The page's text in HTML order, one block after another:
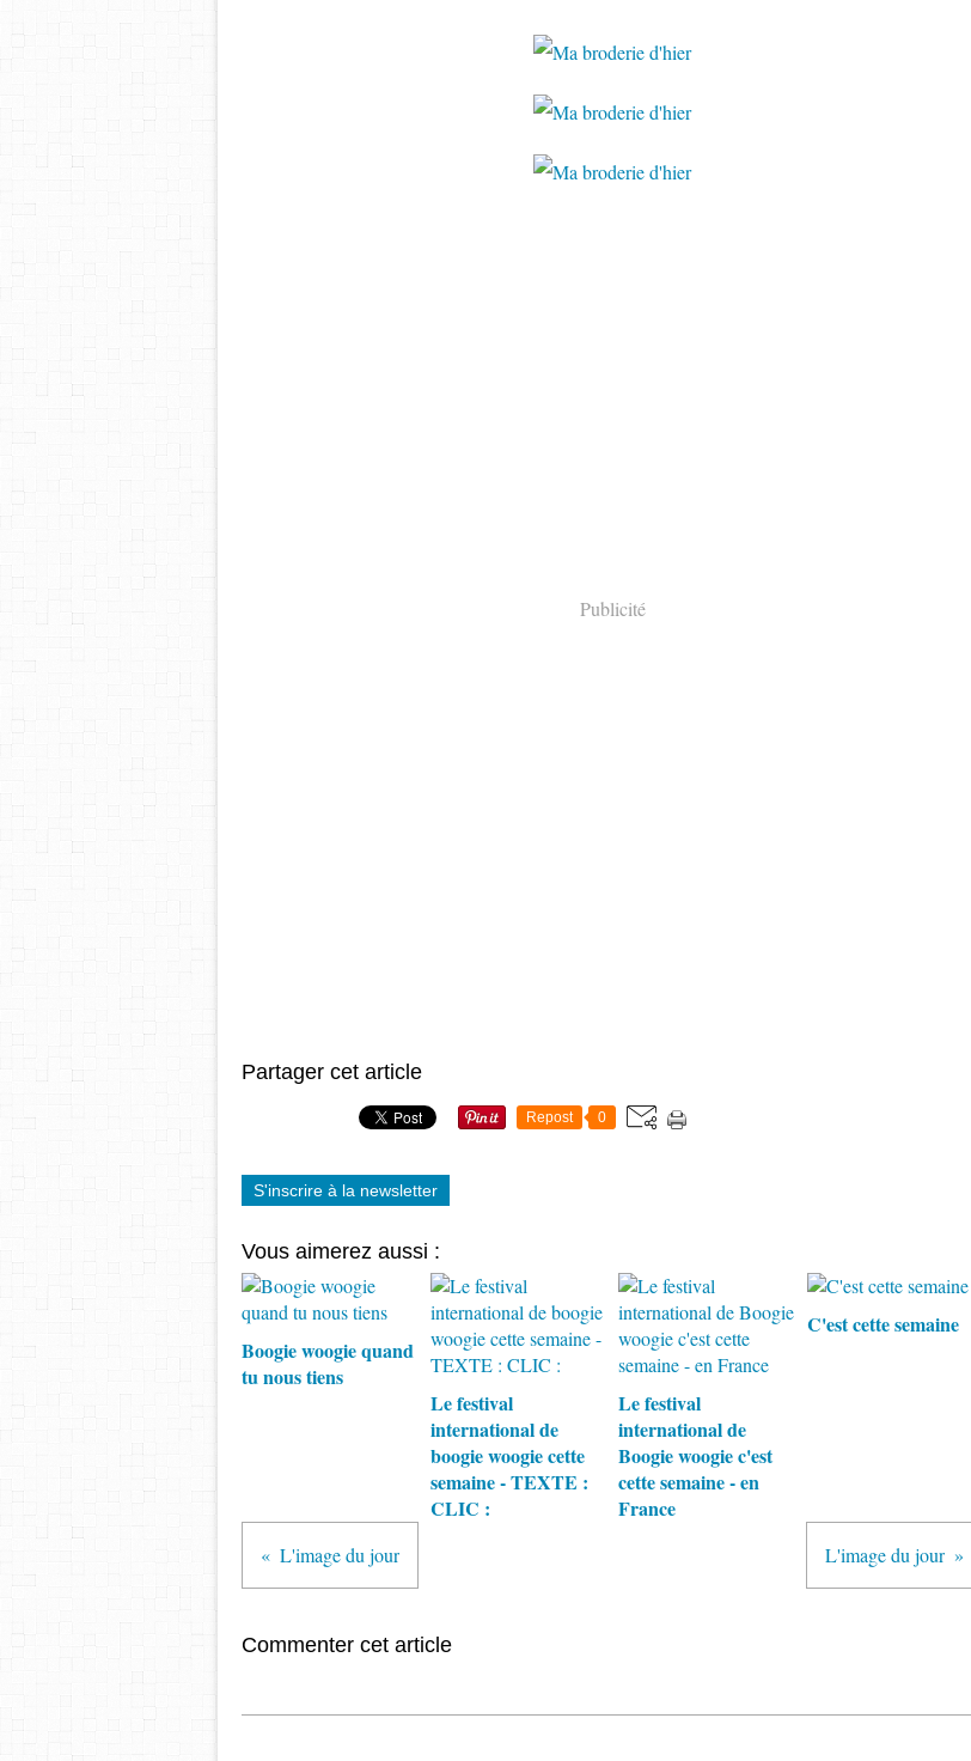
Publicité
Partager cet article
Repost 0
S'inscrire à la newsletter
Vous aimerez aussi :
Boogie woogie quand
tu nous tiens
Le festival
international de
boogie woogie cette
semaine - TEXTE :
CLIC :
Le festival
international de
Boogie woogie c'est
cette semaine - en
France
C'est cette semaine
L'image du jour L'image du jour
Commenter cet article